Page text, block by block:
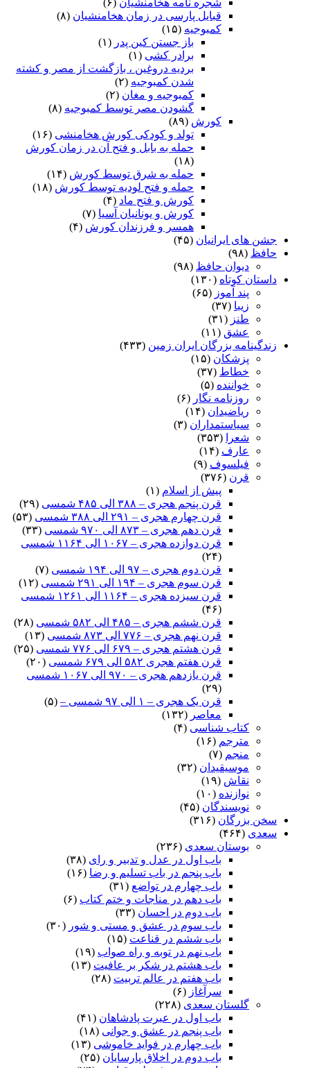
شجره نامه هخامنشیان (۶)
قبایل پارسی در زمان هخامنشیان (۸)
کمبوجیه (۱۵)
باز جستن کین پدر (۱)
برادر کشی (۱)
بردیه دروغین ، بازگشت از مصر و کشته
شدن کمبوجیه (۲)
کمبوجیه و مغان (۲)
گشودن مصر توسط کمبوجیه (۸)
کورش (۸۹)
تولد و کودکی کورش هخامنشی (۱۶)
حمله به بابل و فتح آن در زمان کورش
(۱۸)
حمله به شرق توسط کورش (۱۴)
حمله و فتح لودیه توسط کورش (۱۸)
کورش و فتح ماد (۴)
کورش و یونانیان آسیا (۷)
همسر و فرزندان کورش (۴)
جشن های ایرانیان (۴۵)
حافظ (۹۸)
دیوان حافظ (۹۸)
داستان کوتاه (۱۳۰)
پند آموز (۶۵)
زیبا (۳۷)
طنز (۳۱)
عشق (۱۱)
زندگینامه بزرگان ایران زمین (۴۳۳)
پزشکان (۱۵)
خطاط (۳۷)
خواننده (۵)
روزنامه نگار (۶)
ریاضیدان (۱۴)
سیاستمداران (۳)
شعرا
(۳۵۳)
عارف (۱۴)
فیلسوف (۹)
قرن (۳۷۶)
پیش از اسلام (۱)
قرن پنجم هجری – ۳۸۸ الی ۴۸۵ شمسی
(۲۹)
قرن چهارم هجری – ۲۹۱ الی ۳۸۸ شمسی
(۵۳)
قرن دهم هجری – ۸۷۳ الی ۹۷۰ شمسی
(۳۳)
قرن دوازده هجری – ۱۰۶۷ الی ۱۱۶۴ شمسی
(۲۴)
قرن دوم هجری – ۹۷ الی ۱۹۴ شمسی
(۷)
قرن سوم هجری – ۱۹۴ الی ۲۹۱ شمسی
(۱۲)
قرن سیزده هجری – ۱۱۶۴ الی ۱۲۶۱ شمسی
(۴۶)
قرن ششم هجری – ۴۸۵ الی ۵۸۲ شمسی
(۲۸)
قرن نهم هجری – ۷۷۶ الی ۸۷۳ شمسی
(۱۳)
قرن هشتم هجری – ۶۷۹ الی ۷۷۶ شمسی
(۲۵)
قرن هفتم هجری ۵۸۲ الی ۶۷۹ شمسی
(۲۰)
قرن یازدهم هجری – ۹۷۰ الی ۱۰۶۷ شمسی
(۲۹)
قرن یک هجری – ۱ الی ۹۷ شمسی –
(۵)
معاصر (۱۳۲)
کتاب شناسی (۴)
مترجم (۱۶)
منجم (۷)
موسیقیدان (۳۲)
نقاش (۱۹)
نوازنده (۱۰)
نویسندگان (۴۵)
سخن بزرگان (۳۱۶)
سعدی (۴۶۴)
بوستان سعدی (۲۳۶)
باب اول در عدل و تدبیر و رای (۳۸)
باب پنجم در باب تسلیم و رضا (۱۶)
باب چهارم در تواضع (۳۱)
باب دهم در مناجات و ختم کتاب (۶)
باب دوم در احسان (۳۳)
باب سوم در عشق و مستی و شور (۳۰)
باب ششم در قناعت (۱۵)
باب نهم در توبه و راه صواب (۱۹)
باب هشتم در شکر بر عافیت (۱۳)
باب هفتم در عالم تربیت (۲۸)
سرآغاز (۶)
گلستان سعدی (۲۲۸)
باب اول در عبرت پادشاهان (۴۱)
باب پنجم در عشق و جوانى (۱۸)
باب چهارم در فواید خاموشى (۱۳)
باب دوم در اخلاق پارسایان (۲۵)